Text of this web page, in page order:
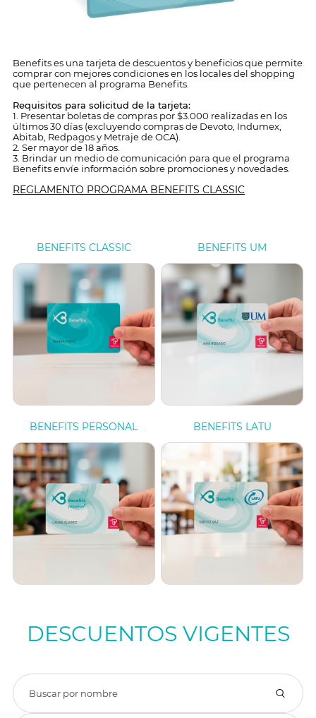
Benefits es una tarjeta de descuentos y beneficios que permite
comprar con mejores condiciones en los locales del shopping
que pertenecen al programa Benefits.
Requisitos para solicitud de la tarjeta:
1. Presentar boletas de compras por $3.000 realizadas en los
últimos 30 días (excluyendo compras de Devoto, Indumex,
Abitab, Redpagos y Metraje de OCA).
2. Ser mayor de 18 años.
3. Brindar un medio de comunicación para que el programa
Benefits envíe información sobre promociones y novedades.
REGLAMENTO PROGRAMA BENEFITS CLASSIC
BENEFITS CLASSIC BENEFITS UM
BENEFITS PERSONAL BENEFITS LATU
DESCUENTOS VIGENTES